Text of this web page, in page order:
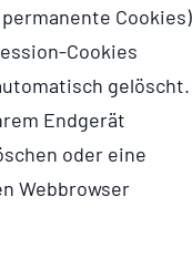
Cookies)
Cookies
gelöscht.
Endgerät
oder eine
Webbrowser